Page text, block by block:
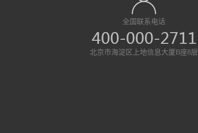
全国联系电话
北京市海淀区上地信息大厦B座8层